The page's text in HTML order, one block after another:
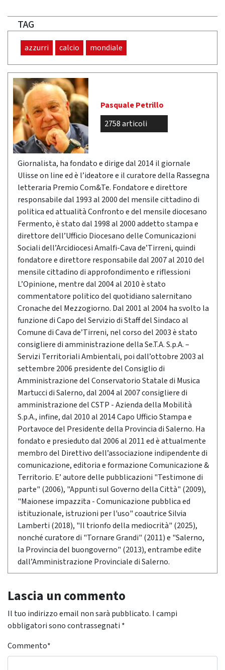
TAG
azzurri calcio mondiale
Pasquale Petrillo
2758 articoli
Giornalista, ha fondato e dirige dal 2014 il giornale
Ulisse on line ed è l’ideatore e il curatore della Rassegna
letteraria Premio Com&Te. Fondatore e direttore
responsabile dal 1993 al 2000 del mensile cittadino di
politica ed attualità Confronto e del mensile diocesano
Fermento, è stato dal 1998 al 2000 addetto stampa e
direttore dell’Ufficio Diocesano delle Comunicazioni
Sociali dell’Arcidiocesi Amalfi-Cava de’Tirreni, quindi
fondatore e direttore responsabile dal 2007 al 2010 del
mensile cittadino di approfondimento e riflessioni
L’Opinione, mentre dal 2004 al 2010 è stato
commentatore politico del quotidiano salernitano
Cronache del Mezzogiorno. Dal 2001 al 2004 ha svolto la
funzione di Capo del Servizio di Staff del Sindaco al
Comune di Cava de’Tirreni, nel corso del 2003 è stato
consigliere di amministrazione della Se.T.A. S.p.A. –
Servizi Territoriali Ambientali, poi dall’ottobre 2003 al
settembre 2006 presidente del Consiglio di
Amministrazione del Conservatorio Statale di Musica
Martucci di Salerno, dal 2004 al 2007 consigliere di
amministrazione del CSTP - Azienda della Mobilità
S.p.A., infine, dal 2010 al 2014 Capo Ufficio Stampa e
Portavoce del Presidente della Provincia di Salerno. Ha
fondato e presieduto dal 2006 al 2011 ed è attualmente
membro del Direttivo dell’associazione indipendente di
comunicazione, editoria e formazione Comunicazione &
Territorio. E’ autore delle pubblicazioni "Testimone di
parte" (2006), "Appunti sul Governo della Città" (2009),
"Maionese impazzita - Comunicazione pubblica ed
istituzionale, istruzioni per l'uso" coautrice Silvia
Lamberti (2018), "Il trionfo della mediocrità" (2025),
nonché curatore di "Tornare Grandi" (2011) e "Salerno,
la Provincia del buongoverno" (2013), entrambe edite
dall’Amministrazione Provinciale di Salerno.
Lascia un commento
Il tuo indirizzo email non sarà pubblicato. I campi
obbligatori sono contrassegnati *
Commento*